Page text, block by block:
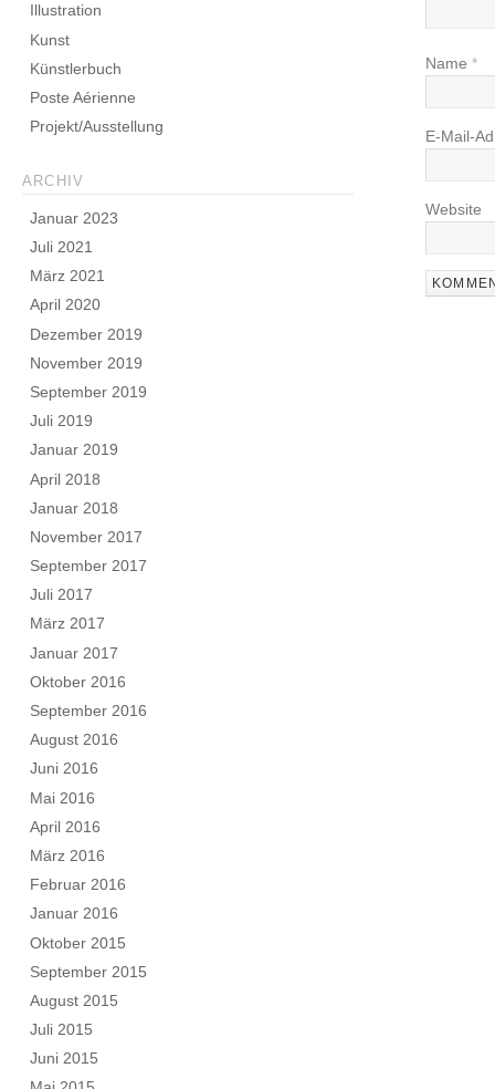
Name *
E-Mail-
Website
Illustration
Kunst
Künstlerbuch
Poste Aérienne
Projekt/Ausstellung
ARCHIV
Januar 2023
Juli 2021
März 2021
April 2020
Dezember 2019
November 2019
September 2019
Juli 2019
Januar 2019
April 2018
Januar 2018
November 2017
September 2017
Juli 2017
März 2017
Januar 2017
Oktober 2016
September 2016
August 2016
Juni 2016
Mai 2016
April 2016
März 2016
Februar 2016
Januar 2016
Oktober 2015
September 2015
August 2015
Juli 2015
Juni 2015